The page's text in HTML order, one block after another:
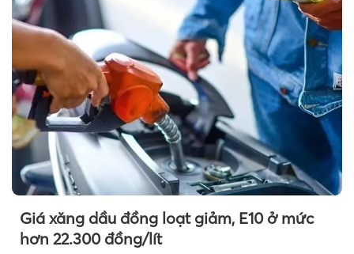
Giá xăng dầu đồng loạt giảm, E10 ở mức
hơn 22.300 đồng/lít